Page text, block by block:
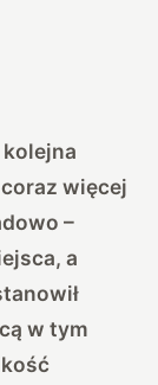
więcej
–
a
w tym